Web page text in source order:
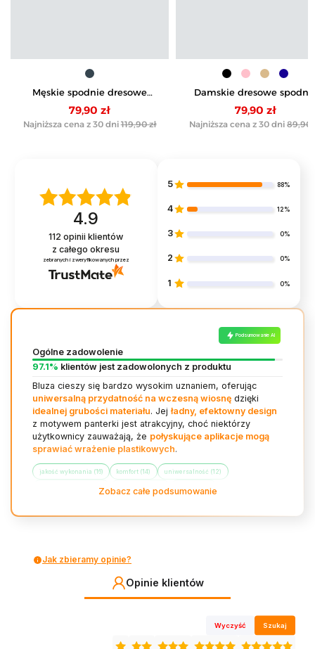
Męskie spodnie dresowe
joggery ocieplane z
kieszeniami
79,90 zł
Najniższa cena z 30 dni 119,90 zł
Damskie dresowe
bawełniane
79,90 zł
Najniższa cena z 30 dni 89,90
4.9
112 opinii klientów
z całego okresu
zebranych i zweryfikowanych przez
5 88%
4 12%
3 0%
2 0%
1 0%
Podsumowanie AI
Ogólne zadowolenie
97.1% klientów jest zadowolonych z produktu
Bluza cieszy się bardzo wysokim uznaniem, oferując
uniwersalną przydatność na wczesną wiosnę dzięki
idealnej grubości materiału. Jejładny, efektowny design
z motywem panterki jest atrakcyjny, choć niektórzy
użytkownicy zauważają, że połyskujące aplikacje mogą
sprawiać wrażenie plastikowych.
jakość wykonania (16) komfort (14) uniwersalność (12)
łatwość pielęgnacji (9) dopasowanie (8) trwałość (7)
Zobacz całe podsumowanie
Jak zbieramy opinie?
Opinie klientów
Wyczyść Szukaj